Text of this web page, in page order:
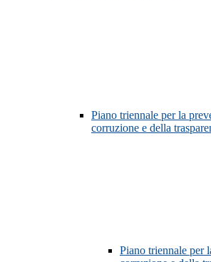
Piano triennale per la
corruzione e della
Piano triennale per